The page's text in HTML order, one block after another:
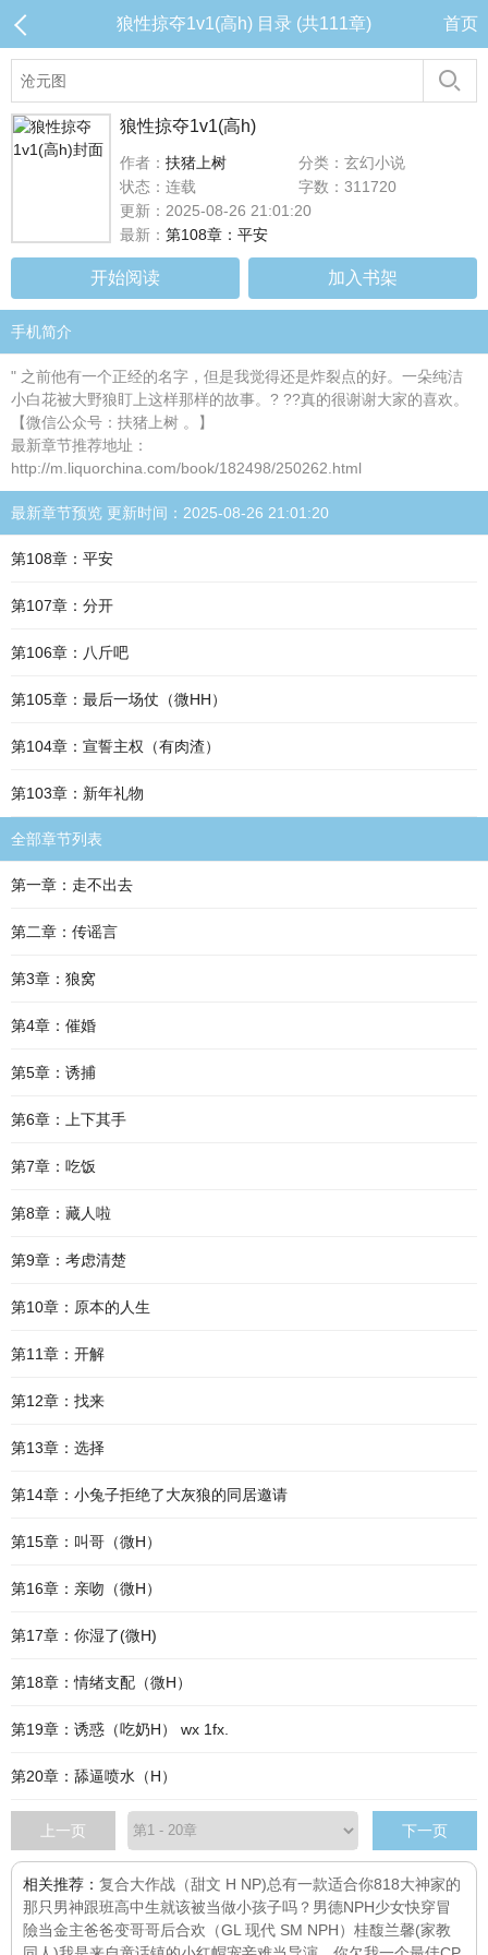
狼性掠夺1v1(高h) 目录 (共111章) 首页
狼性掠夺1v1(高h)
作者： 扶猪上树
分类：玄幻小说
状态：连载
字数：311720
更新：2025-08-26 21:01:20
最新： 第108章：平安
开始阅读 加入书架
手机简介
" 之前他有一个正经的名字，但是我觉得还是炸裂点的好。一朵纯洁
小白花被大野狼盯上这样那样的故事。? ??真的很谢谢大家的喜欢。
【微信公众号：扶猪上树 。】
最新章节推荐地址：
http://m.liquorchina.com/book/182498/250262.html
最新章节预览 更新时间：2025-08-26 21:01:20
第108章：平安
第107章：分开
第106章：八斤吧
第105章：最后一场仗（微HH）
第104章：宣誓主权（有肉渣）
第103章：新年礼物
全部章节列表
第一章：走不出去
第二章：传谣言
第3章：狼窝
第4章：催婚
第5章：诱捕
第6章：上下其手
第7章：吃饭
第8章：藏人啦
第9章：考虑清楚
第10章：原本的人生
第11章：开解
第12章：找来
第13章：选择
第14章：小兔子拒绝了大灰狼的同居邀请
第15章：叫哥（微H）
第16章：亲吻（微H）
第17章：你湿了(微H)
第18章：情绪支配（微H）
第19章：诱惑（吃奶H） wx 1fx.
第20章：舔逼喷水（H）
上一页 下一页
相关推荐： 复合大作战（甜文 H NP)总有一款适合你818大神家的
那只男神跟班高中生就该被当做小孩子吗？ 男德NPH少女快穿冒
險当金主爸爸变哥哥后合欢（GL 现代 SM NPH） 桂馥兰馨(家教